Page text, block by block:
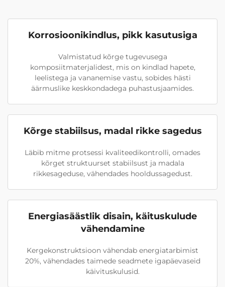
Korrosioonikindlus, pikk kasutusiga
Valmistatud kõrge tugevusega
komposiitmaterjalidest, mis on kindlad hapete,
leelistega ja vananemise vastu, sobides hästi
äärmuslike keskkondadega puhastusjaamides.
Kõrge stabiilsus, madal rikke sagedus
Läbib mitme protsessi kvaliteedikontrolli, omades
kõrget struktuurset stabiilsust ja madala
rikkesageduse, vähendades hooldussagedust.
Energiasäästlik disain, käituskulude
vähendamine
Kergekonstruktsioon vähendab energiatarbimist
20%, vähendades taimede seadmete igapäevaseid
käivituskulusid.